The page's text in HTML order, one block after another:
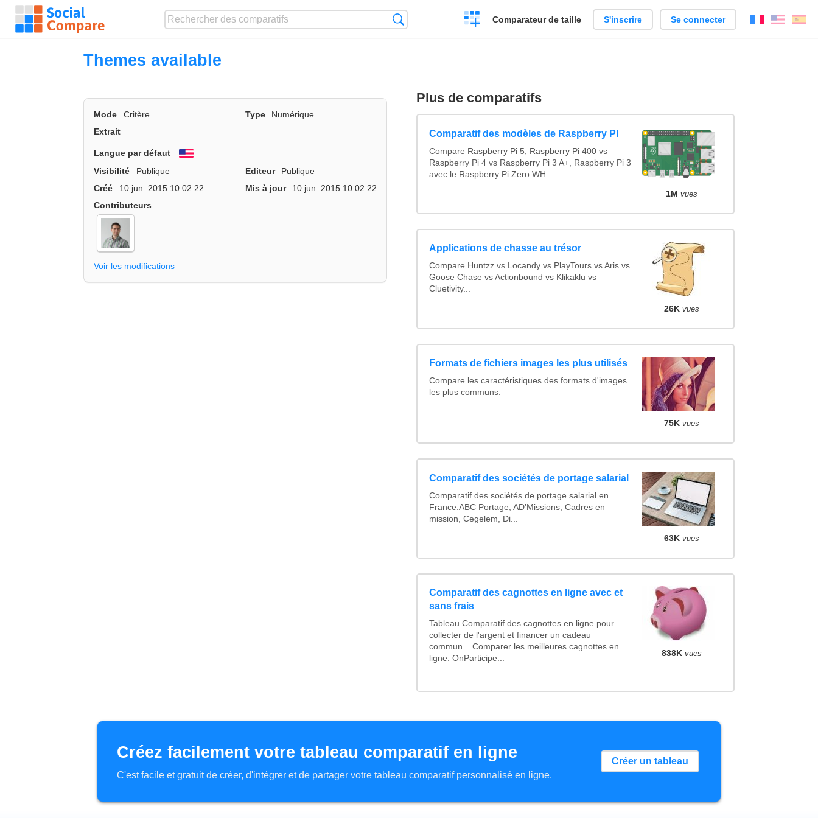
Créer
un
Comparateur de taille S'inscrire Se connecter FrançaisEnglish
Themes available
Mode Critère Type
Numérique
Extrait
Langue par défaut
Visibilité
Publique Editeur
Publique
Créé
10 jun. 2015 10:02:22 Mis à jour
10 jun. 2015 10:02:22
Contributeurs
Voir les modifications
Plus de comparatifs
Comparatif des modèles de Raspberry PI
Compare Raspberry Pi 5, Raspberry Pi 400 vs
Raspberry Pi 4 vs Raspberry Pi 3 A+, Raspberry Pi 3
avec le Raspberry Pi Zero WH...
1M vues
Applications de chasse au trésor
Compare Huntzz vs Locandy vs PlayTours vs Aris vs
Goose Chase vs Actionbound vs Klikaklu vs
Cluetivity...
26K vues
Formats de fichiers images les plus utilisés
Compare les caractéristiques des formats d'images
les plus communs.
75K vues
Comparatif des sociétés de portage salarial
Comparatif des sociétés de portage salarial en
France:ABC Portage, AD’Missions, Cadres en
mission, Cegelem, Di...
63K vues
Comparatif des cagnottes en ligne avec et
sans frais
Tableau Comparatif des cagnottes en ligne pour
collecter de l'argent et financer un cadeau
commun... Comparer les meilleures cagnottes en
ligne: OnParticipe...
838K vues
Créez facilement votre tableau comparatif en ligne
C'est facile et gratuit de créer, d'intégrer et de partager votre tableau comparatif personnalisé en ligne.
Créer un tableau